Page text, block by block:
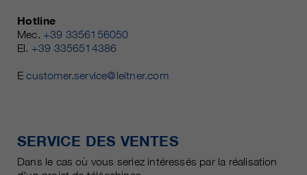
Hotline
Mec. +39 3356156050
El. +39 3356514386
Ecustomer.service@leitner.com
SERVICE DES VENTES
Dans le cas où vous seriez intéressés par la réalisation